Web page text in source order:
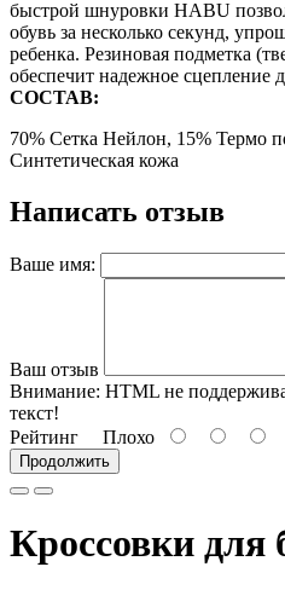
быстрой шнуровки HABU
обувь за несколько секунд,
ребенка. Резиновая подметка
обеспечит надежное сцепление
СОСТАВ:
70% Сетка Нейлон, 15% Термо
Синтетическая кожа
Написать отзыв
Ваше имя:
Ваш отзыв
Внимание: HTML не
текст!
Рейтинг Плохо
Продолжить
Кроссовки для